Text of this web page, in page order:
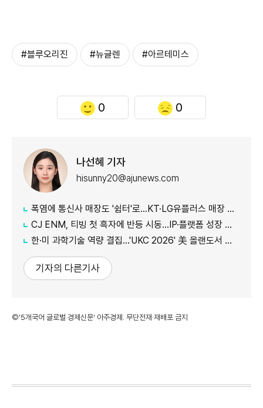
#블루오리진 #뉴글렌 #아르테미스
0 0
나선혜 기자
hisunny20@ajunews.com
폭염에 통신사 매장도 '쉼터'로…KT·LG유플러스 매장 개방
CJ ENM, 티빙 첫 흑자에 반등 시동…IP·플랫폼 성장 가속
한·미 과학기술 역량 결집…'UKC 2026' 美 올랜도서 개막
기자의 다른기사
©'5개국어 글로벌 경제신문' 아주경제. 무단전재·재배포 금지